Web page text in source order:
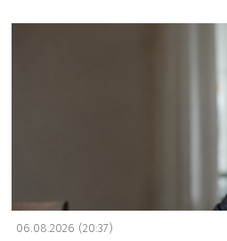
a
06.08.2026 (20:37)